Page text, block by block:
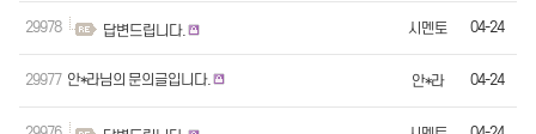
29978 답변드립니다. 시멘토 04-24
29977 안*라님의 문의글입니다. 안*라 04-24